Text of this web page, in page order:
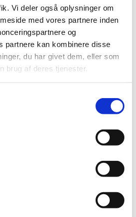
Vi deler også oplysninger om
med vores partnere inden
og
partnere kan kombinere disse
du har givet dem, eller som
brug af deres tjenester.
Sct. Knuds Apotek
Sct. Knuds Apotek er ledig
er opslået ledig efter Lov…